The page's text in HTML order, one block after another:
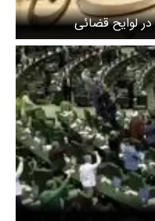
لوایح قضائی